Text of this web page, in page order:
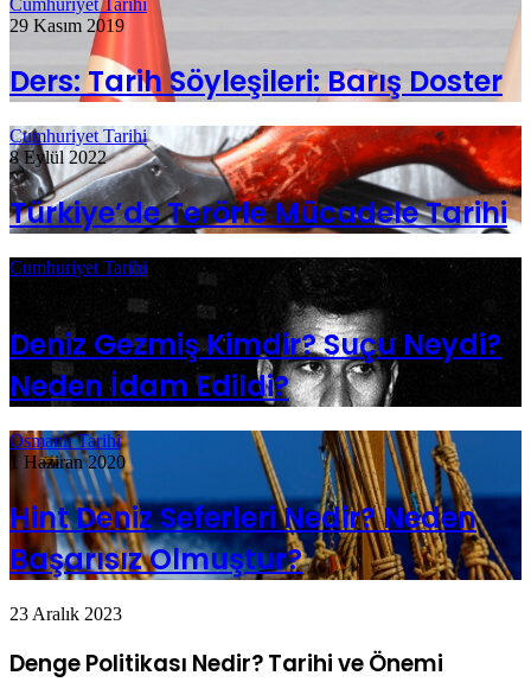
Cumhuriyet Tarihi
29 Kasım 2019
Ders: Tarih Söyleşileri: Barış Doster
Cumhuriyet Tarihi
8 Eylül 2022
Türkiye’de Terörle Mücadele Tarihi
Cumhuriyet Tarihi
30 Kasım 2019
Deniz Gezmiş Kimdir? Suçu Neydi?
Neden İdam Edildi?
Osmanlı Tarihi
1 Haziran 2020
Hint Deniz Seferleri Nedir? Neden
Başarısız Olmuştur?
23 Aralık 2023
Denge Politikası Nedir? Tarihi ve Önemi